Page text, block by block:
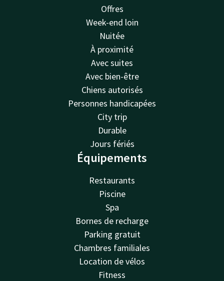
Offres
Week-end loin
Nuitée
À proximité
Avec suites
Avec bien-être
Chiens autorisés
Personnes handicapées
City trip
Durable
Jours fériés
Équipements
Restaurants
Piscine
Spa
Bornes de recharge
Parking gratuit
Chambres familiales
Location de vélos
Fitness